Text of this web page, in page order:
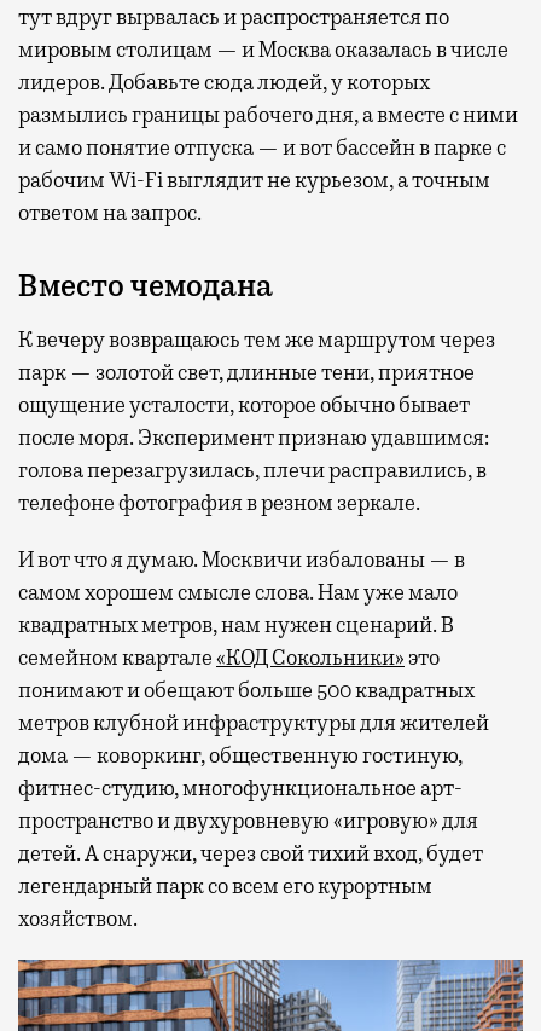
тут вдруг вырвалась и распространяется по
мировым столицам — и Москва оказалась в числе
лидеров. Добавьте сюда людей, у которых
размылись границы рабочего дня, а вместе с ними
и само понятие отпуска — и вот бассейн в парке с
рабочим Wi-Fi выглядит не курьезом, а точным
ответом на запрос.
Вместо чемодана
К вечеру возвращаюсь тем же маршрутом через
парк — золотой свет, длинные тени, приятное
ощущение усталости, которое обычно бывает
после моря. Эксперимент признаю удавшимся:
голова перезагрузилась, плечи расправились, в
телефоне фотография в резном зеркале.
И вот что я думаю. Москвичи избалованы — в
самом хорошем смысле слова. Нам уже мало
квадратных метров, нам нужен сценарий. В
семейном квартале«КОД Сокольники»это
понимают и обещают больше 500 квадратных
метров клубной инфраструктуры для жителей
дома — коворкинг, общественную гостиную,
фитнес-студию, многофункциональное арт-
пространство и двухуровневую «игровую» для
детей. А снаружи, через свой тихий вход, будет
легендарный парк со всем его курортным
хозяйством.